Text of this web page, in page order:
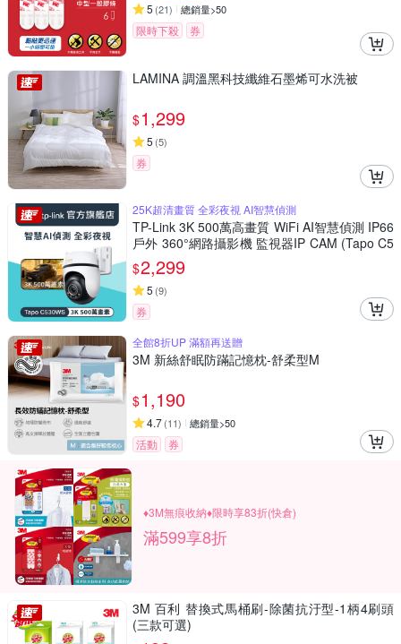
5 (21) 總銷量>50
限時下殺 券
LAMINA 調溫黑科技纖維石墨烯可水洗被
$1,299
5 (5)
券
25K超清畫質 全彩夜視 AI智慧偵測
TP-Link 3K 500萬高畫質 WiFi AI智慧偵測 IP66
戶外 360°網路攝影機 監視器IP CAM (Tapo C5
30WS)
$2,299
5 (9)
券
全館8折UP 滿額再送贈
3M 新絲舒眠防蹣記憶枕-舒柔型M
$1,190
4.7(11) 總銷量>50
活動 券
♦3M無痕收納♦限時享83折(快倉)
滿599享8折
3M 百利 替換式馬桶刷-除菌抗汙型-1柄4刷頭
(三款可選)